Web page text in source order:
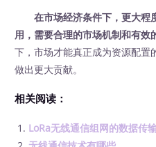
在市场经济条件下，更大程
用，需要合理的市场机制和有效
下，市场才能真正成为资源配置
做出更大贡献。
相关阅读：
LoRa无线通信组网的数据传